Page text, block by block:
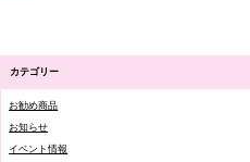
カテゴリー
お勧め商品
お知らせ
イベント情報